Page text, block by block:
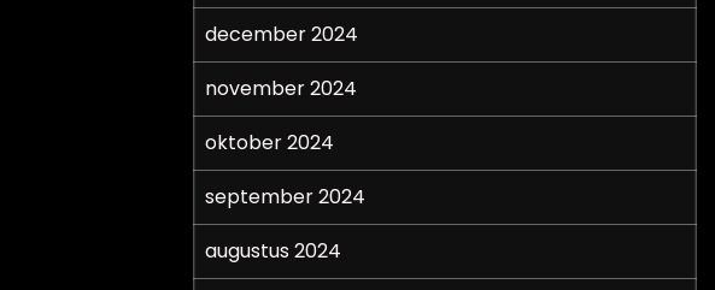
december 2024
november 2024
oktober 2024
september 2024
augustus 2024